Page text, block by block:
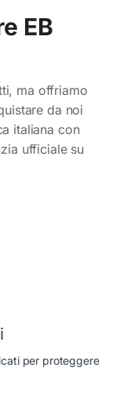
EB
ma offriamo
da noi
italiana con
ufficiale su
per proteggere